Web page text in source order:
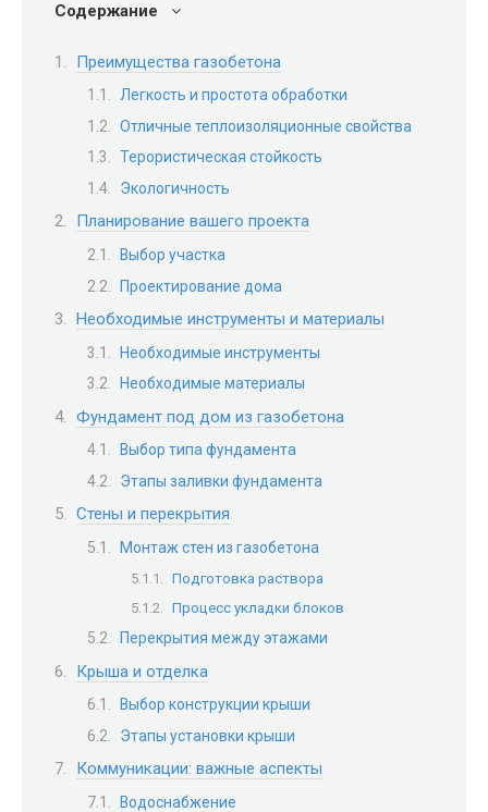
Содержание
Преимущества газобетона
Легкость и простота обработки
Отличные теплоизоляционные свойства
Терористическая стойкость
Экологичность
Планирование вашего проекта
Выбор участка
Проектирование дома
Необходимые инструменты и материалы
Необходимые инструменты
Необходимые материалы
Фундамент под дом из газобетона
Выбор типа фундамента
Этапы заливки фундамента
Стены и перекрытия
Монтаж стен из газобетона
Подготовка раствора
Процесс укладки блоков
Перекрытия между этажами
Крыша и отделка
Выбор конструкции крыши
Этапы установки крыши
Коммуникации: важные аспекты
Водоснабжение